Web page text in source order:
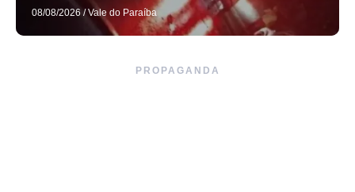
08/08/2026 / Vale do Paraíba
PROPAGANDA